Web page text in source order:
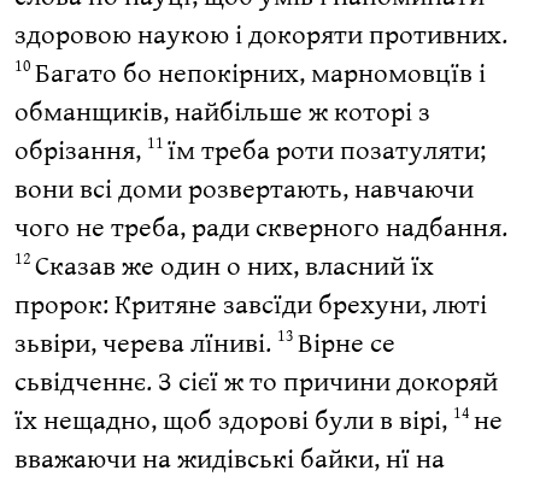
здоровою наукою і докоряти противних.
10 Багато бо непокірних, марномовцїв і
обманщиків, найбільше ж которі з
обрізання, 11 їм треба роти позатуляти;
вони всі доми розвертають, навчаючи
чого не треба, ради скверного надбання.
12 Сказав же один о них, власний їх
пророк: Критяне завсїди брехуни, люті
зьвіри, черева лїниві. 13 Вірне се
сьвідченнє. З сієї ж то причини докоряй
їх нещадно, щоб здорові були в вірі, 14 не
вважаючи на жидівські байки, нї на